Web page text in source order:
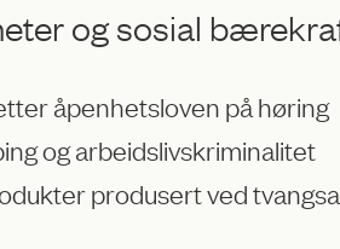
og sosial
åpenhetsloven på høring
og arbeidslivskriminalitet
produsert ved